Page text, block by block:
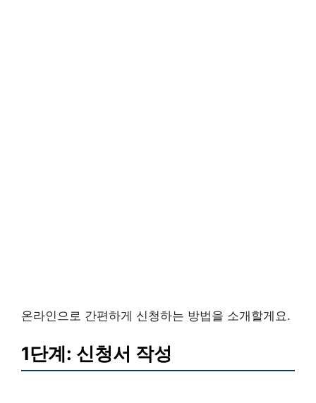
온라인으로 간편하게 신청하는 방법을 소개할게요.
1단계: 신청서 작성